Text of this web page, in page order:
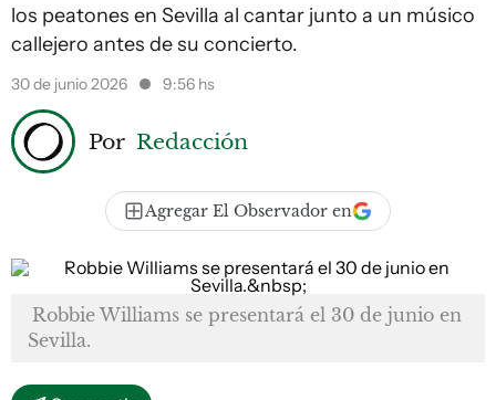
los peatones en Sevilla al cantar junto a un músico
callejero antes de su concierto.
30 de junio 2026 9:56 hs
Por Redacción
Agregar El Observador en
Robbie Williams se presentará el 30 de junio en
Sevilla.